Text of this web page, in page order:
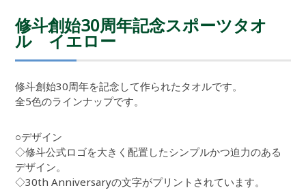
修斗創始30周年記念スポーツタオ
ル イエロー
修斗創始30周年を記念して作られたタオルです。
全5色のラインナップです。
○デザイン
◇修斗公式ロゴを大きく配置したシンプルかつ迫力のある
デザイン。
◇30th Anniversaryの文字がプリントされています。